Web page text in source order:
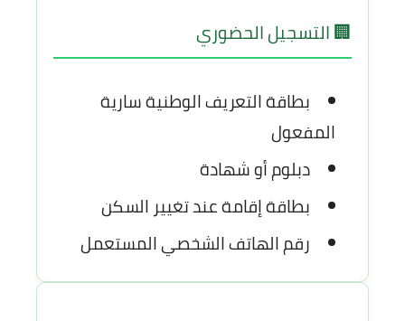
🏢 التسجيل الحضوري
بطاقة التعريف الوطنية سارية
المفعول
دبلوم أو شهادة
بطاقة إقامة عند تغيير السكن
رقم الهاتف الشخصي المستعمل